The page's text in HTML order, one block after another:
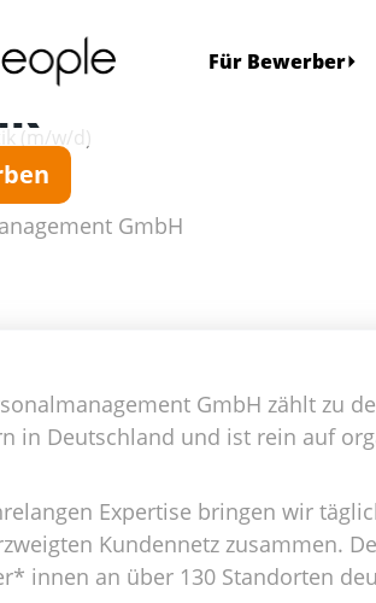
Für Bewerber
(m/w/d)
w/d)
GmbH zählt zu
in Deutschland und ist rein auf
Expertise bringen wir
Kundennetz zusammen.
innen an über 130 Standorten